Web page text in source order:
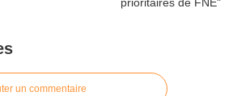
un commentaire